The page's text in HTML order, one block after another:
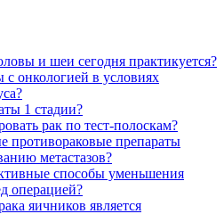
и шеи сегодня практикуется?
с онкологией в условиях
1 стадии?
рак по тест-полоскам?
противораковые препараты
метастазов?
способы уменьшения
операцией?
яичников является